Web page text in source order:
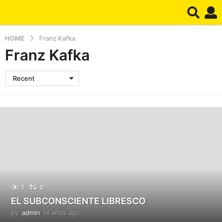
HOME Franz Kafka
Franz Kafka
Recent
1 0
EL SUBCONSCIENTE LIBRESCO
by admin 14 años ago